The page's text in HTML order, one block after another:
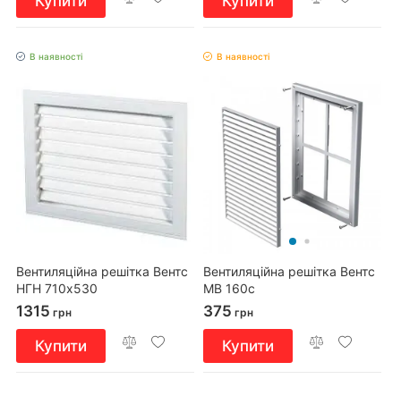
В наявності
Вентиляційна решітка Вентс
НГН 710х530
1315 грн
Купити
В наявності
Вентиляційна решітка Вентс
МВ 160с
375 грн
Купити